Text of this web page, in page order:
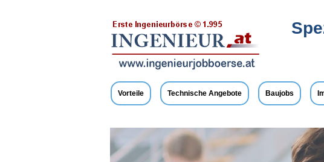
Vorteile Technische Angebote Baujobs